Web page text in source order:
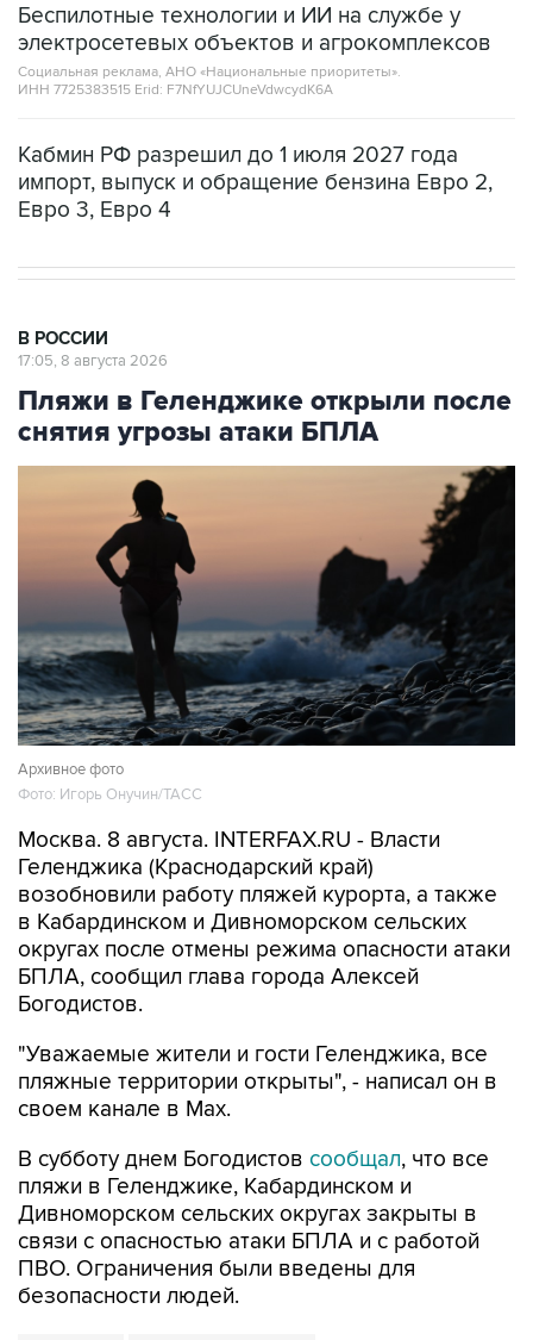
Беспилотные технологии и ИИ на службе у
электросетевых объектов и агрокомплексов
Социальная реклама, АНО «Национальные приоритеты».
ИНН 7725383515 Erid: F7NfYUJCUneVdwcydK6A
Кабмин РФ разрешил до 1 июля 2027 года
импорт, выпуск и обращение бензина Евро 2,
Евро 3, Евро 4
В РОССИИ
17:05, 8 августа 2026
Пляжи в Геленджике открыли после
снятия угрозы атаки БПЛА
Архивное фото
Фото: Игорь Онучин/ТАСС
Москва. 8 августа. INTERFAX.RU - Власти
Геленджика (Краснодарский край)
возобновили работу пляжей курорта, а также
в Кабардинском и Дивноморском сельских
округах после отмены режима опасности атаки
БПЛА, сообщил глава города Алексей
Богодистов.
"Уважаемые жители и гости Геленджика, все
пляжные территории открыты", - написал он в
своем канале в Max.
В субботу днем Богодистов сообщал, что все
пляжи в Геленджике, Кабардинском и
Дивноморском сельских округах закрыты в
связи с опасностью атаки БПЛА и с работой
ПВО. Ограничения были введены для
безопасности людей.